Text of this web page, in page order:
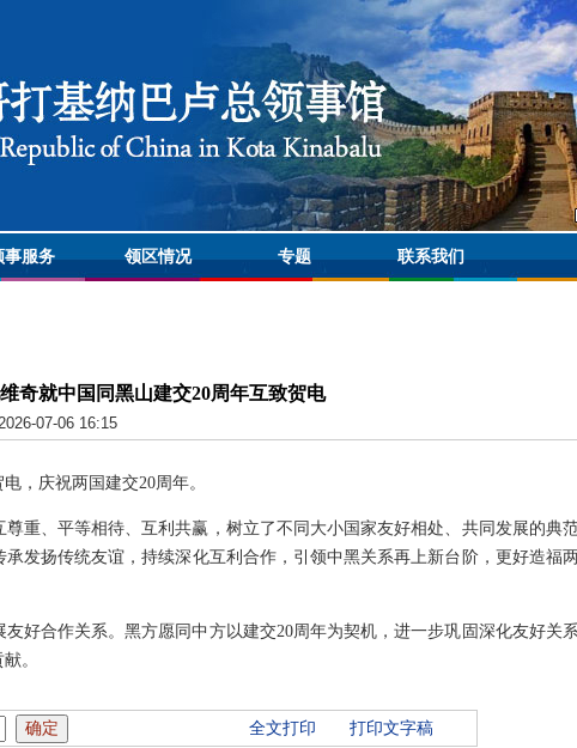
事服务 领区情况 专题 联系我们
奇就中国同黑山建交20周年互致贺电
07-06 16:15
，庆祝两国建交20周年。
重、平等相待、互利共赢，树立了不同大小国家友好相处、共同发展的典范
发扬传统友谊，持续深化互利合作，引领中黑关系再上新台阶，更好造福
好合作关系。黑方愿同中方以建交20周年为契机，进一步巩固深化友好关系
。
全文打印 打印文字稿